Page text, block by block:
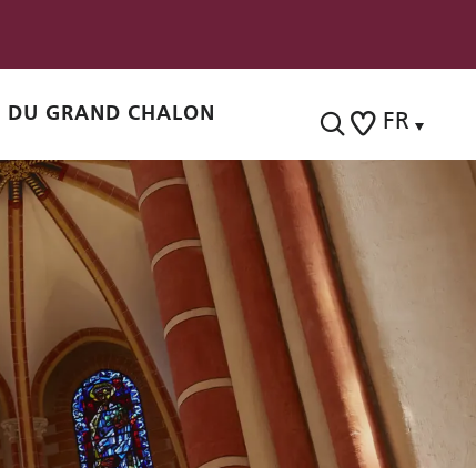
Voir les favoris
Recherche
FR
DU GRAND CHALON